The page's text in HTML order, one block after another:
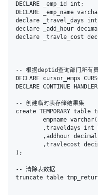
end WHILE;
这个循环 不知道怎么写下去
DECLARE _emp_id int;
DECLARE _emp_name
declare _travel_days
declare _add_hour
declare _travle_cost
-- 根据deptid查询部门所有
DECLARE cursor_emps
DECLARE CONTINUE
-- 创建临时表存储结果集
create TEMPORARY
);
-- 清除表数据
truncate table